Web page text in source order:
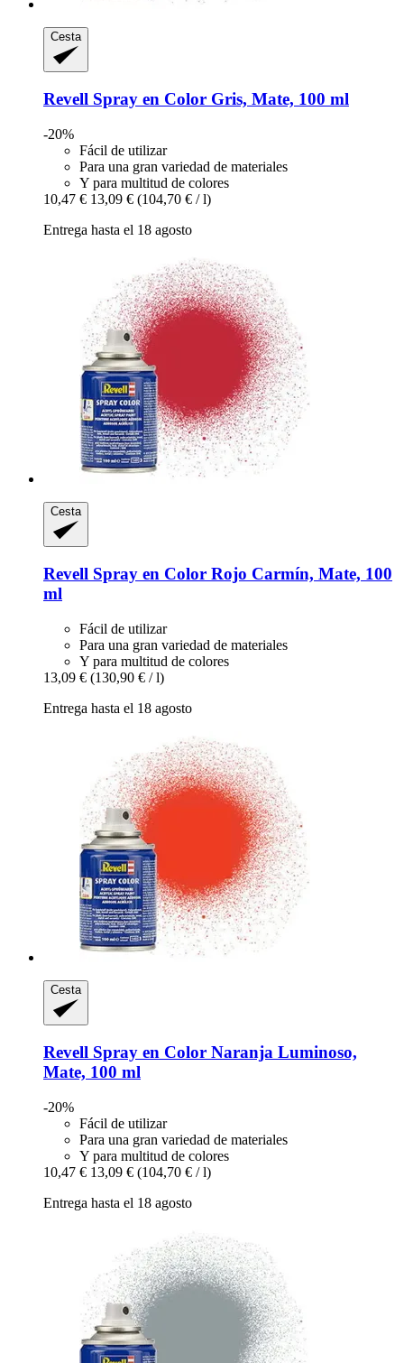
Cesta
Revell Spray en Color Gris, Mate, 100 ml
-20%
Fácil de utilizar
Para una gran variedad de materiales
Y para multitud de colores
10,47 € 13,09 € (104,70 € / l)
Entrega hasta el 18 agosto
Cesta
Revell Spray en Color Rojo Carmín, Mate, 100
ml
Fácil de utilizar
Para una gran variedad de materiales
Y para multitud de colores
13,09 € (130,90 € / l)
Entrega hasta el 18 agosto
Cesta
Revell Spray en Color Naranja Luminoso,
Mate, 100 ml
-20%
Fácil de utilizar
Para una gran variedad de materiales
Y para multitud de colores
10,47 € 13,09 € (104,70 € / l)
Entrega hasta el 18 agosto